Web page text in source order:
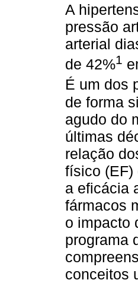
A
pressão
arterial
de 42%1
É um dos
de forma
agudo do
últimas
relação
físico (EF)
a eficácia
fármacos
o impacto
programa
conceitos